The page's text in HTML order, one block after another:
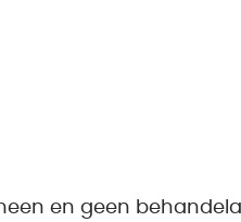
en geen